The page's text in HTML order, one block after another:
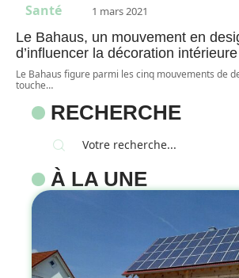
Santé 1 mars 2021
Le Bahaus, un mouvement en
d’influencer la décoration intérieure
Le Bahaus figure parmi les cinq mouvements de
touche…
RECHERCHE
À LA UNE